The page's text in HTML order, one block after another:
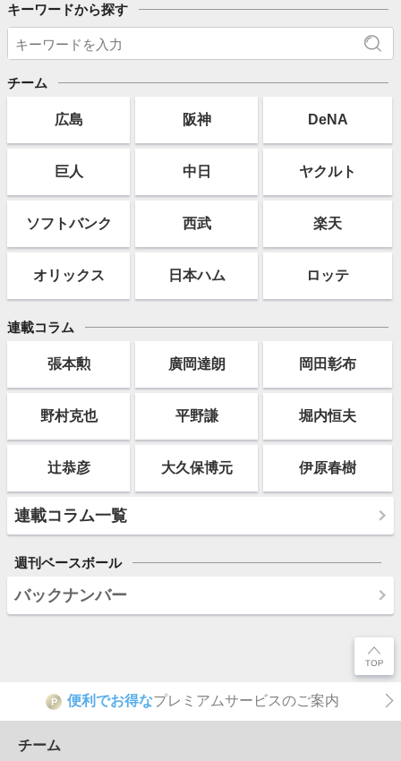
キーワードから探す
チーム
広島 阪神 DeNA
巨人 中日 ヤクルト
ソフトバンク 西武 楽天
オリックス 日本ハム ロッテ
連載コラム
張本勲 廣岡達朗 岡田彰布
野村克也 平野謙 堀内恒夫
辻恭彦 大久保博元 伊原春樹
連載コラム一覧
週刊ベースボール
バックナンバー
P 便利でお得なプレミアムサービスのご案内
チーム